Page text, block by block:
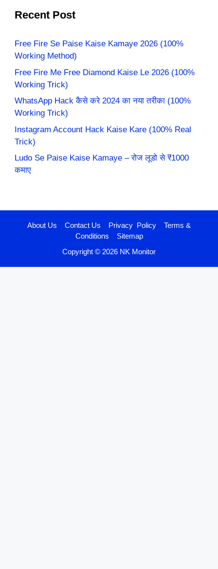
Recent Post
Free Fire Se Paise Kaise Kamaye 2026 (100%
Working Method)
Free Fire Me Free Diamond Kaise Le 2026 (100%
Working Trick)
WhatsApp Hack कैसे करे 2024 का नया तरीका (100%
Working Trick)
Instagram Account Hack Kaise Kare (100% Real
Trick)
Ludo Se Paise Kaise Kamaye – रोज लूडो से ₹1000
कमाए
About Us Contact Us Privacy Policy
Terms &
Conditions
Sitemap
Copyright © 2026 NK Monitor